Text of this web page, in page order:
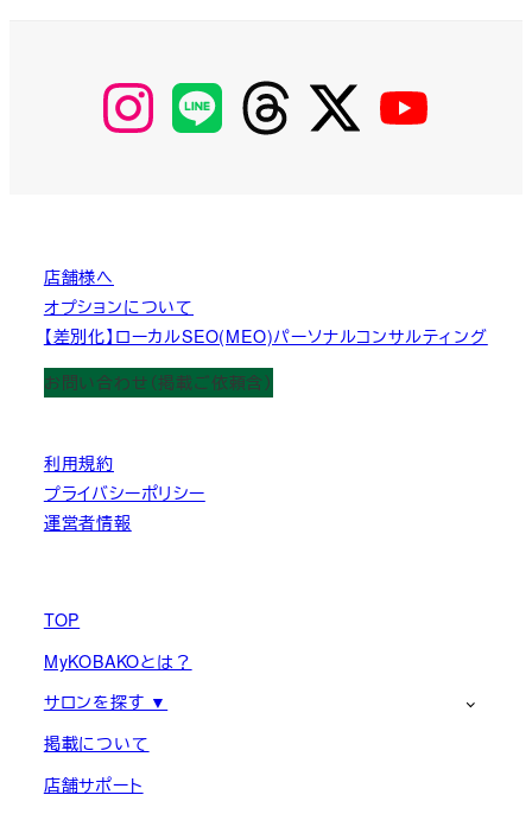
【Instagram】
MyKOBAKO
【LINE】 【threads】 【Twitter】
店舗様へ
オプションについて
【差別化】ローカルSEO(MEO)パーソナルコンサルティング
お問い合わせ（掲載ご依頼含）
利用規約
プライバシーポリシー
運営者情報
TOP
MyKOBAKOとは？
サロンを探す ▼
掲載について
店舗サポート